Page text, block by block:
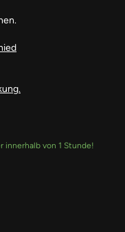
innerhalb von 1 Stunde!